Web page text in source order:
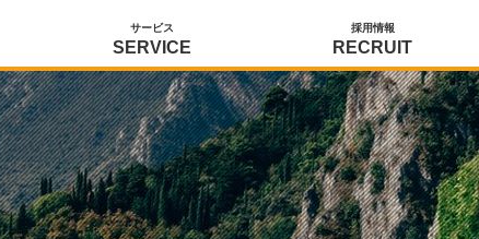
サービス
SERVICE
採用情報
RECRUIT